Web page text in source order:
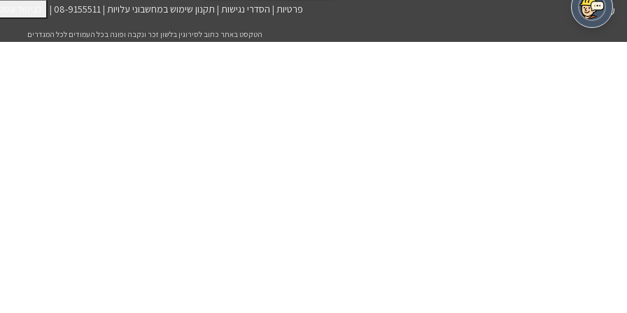
מיקרוטרצו אפוקסי
פייבר פליז צבע לבטון שיקום בטון
שמורות
פרטיות | הסדרי נגישות | תקנון שימוש במחשבוני עלויות |
08-9155511
|
הטקסט באתר כתוב לסירוגין בלשון זכר ונקבה ופונה בכל העמודים לכל המגדרים